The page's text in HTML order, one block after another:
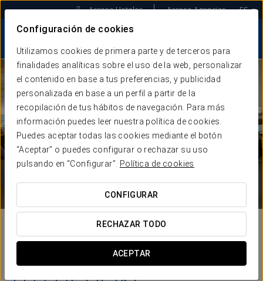
Configuración de cookies
Utilizamos cookies de primera parte y de terceros para
finalidades analíticas sobre el uso de la web, personalizar
el contenido en base a tus preferencias, y publicidad
personalizada en base a un perfil a partir de la
recopilación de tus hábitos de navegación. Para más
información puedes leer nuestra política de cookies.
Puedes aceptar todas las cookies mediante el botón
“Aceptar” o puedes configurar o rechazar su uso
pulsando en “Configurar”.
Política de cookies
CONFIGURAR
RECHAZAR TODO
ACEPTAR
Acceso Hoteles Acceso Agencias ES